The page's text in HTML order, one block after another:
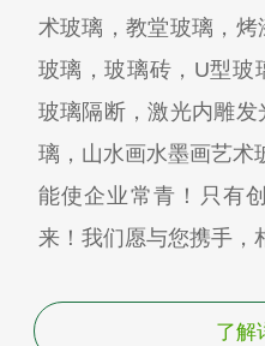
术玻璃，教堂玻璃，
玻璃，玻璃砖，U型玻
玻璃隔断，激光内雕
璃，山水画水墨画艺术
能使企业常青！只有
来！我们愿与您携手，
了解